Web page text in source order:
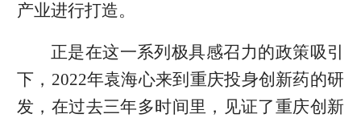
产业进行打造。
正是在这一系列极具感召力的政策吸引
下，2022年袁海心来到重庆投身创新药的研
发，在过去三年多时间里，见证了重庆创新